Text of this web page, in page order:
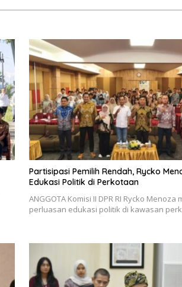
Partisipasi Pemilih Rendah, Rycko
Edukasi Politik di Perkotaan
ANGGOTA Komisi II DPR RI Rycko Menoza
perluasan edukasi politik di kawasan